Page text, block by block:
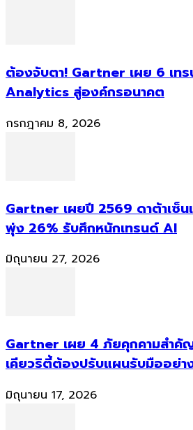
ต้องจับตา! Gartner เผย 6 เท
Analytics สู่องค์กรอนาคต
กรกฎาคม 8, 2026
Gartner เผยปี 2569 ดาต้าเซ็น
พุ่ง 26% รับศึกหนักเทรนด์ AI
มิถุนายน 27, 2026
Gartner เผย 4 ภัยคุกคามสำคั
เคียวริตี้ต้องปรับแผนรับมืออย่า
มิถุนายน 17, 2026